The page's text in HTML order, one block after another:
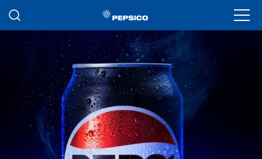
Passar para o conteúdo principal